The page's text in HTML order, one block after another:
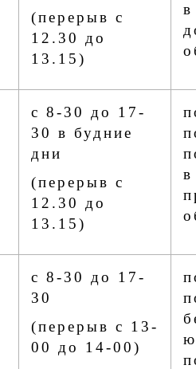
(перерыв с
12.30 до
13.15)
в
с 8-30 до 17-
30 в будние
дни
(перерыв с
12.30 до
13.15)
в
с 8-30 до 17-
30
(перерыв с 13-
00 до 14-00)